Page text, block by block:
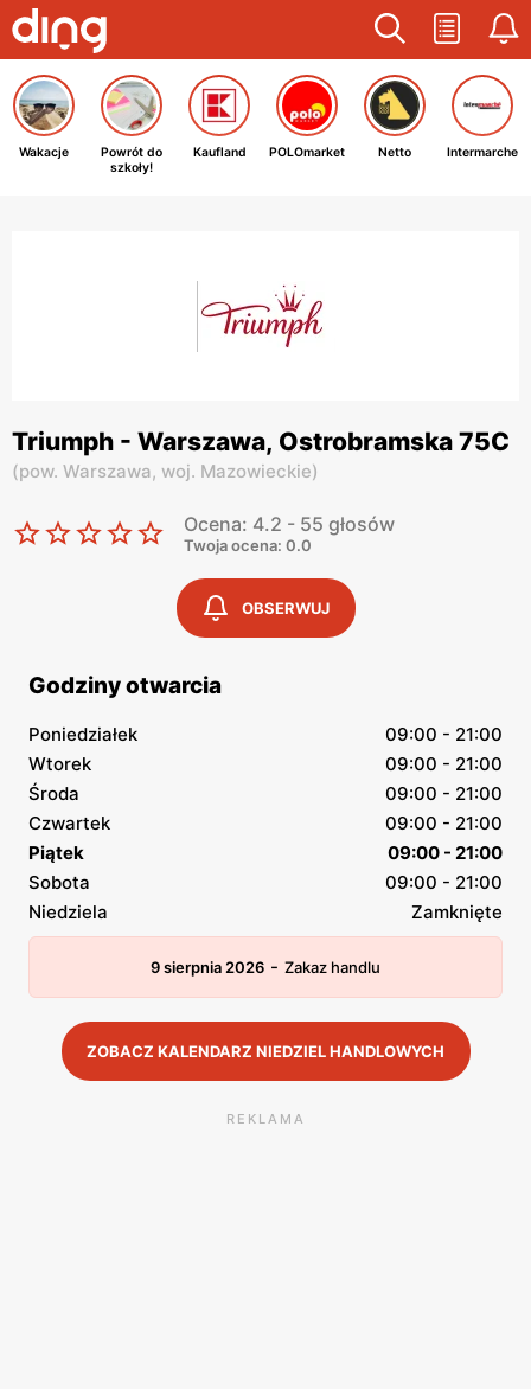
Wakacje
Powrót do
szkoły!
Kaufland POLOmarket Netto Intermarche
Triumph - Warszawa, Ostrobramska 75C
(pow. Warszawa, woj. Mazowieckie)
Ocena: 4.2 - 55 głosów
Twoja ocena: 0.0
OBSERWUJ
Godziny otwarcia
Poniedziałek
09:00 - 21:00
Wtorek
09:00 - 21:00
Środa
09:00 - 21:00
Czwartek
09:00 - 21:00
Piątek
09:00 - 21:00
Sobota
09:00 - 21:00
Niedziela
Zamknięte
9 sierpnia 2026 - Zakaz handlu
ZOBACZ KALENDARZ NIEDZIEL HANDLOWYCH
REKLAMA